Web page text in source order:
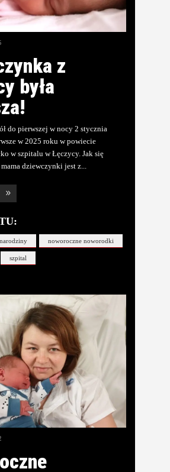
z
była
do pierwszej w nocy 2 stycznia
w 2025 roku w powiecie
w szpitalu w Łęczycy. Jak się
dziewczynki jest z
narodziny noworoczne noworodki
szpital